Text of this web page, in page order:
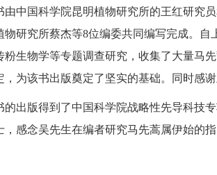
国科学院昆明植物研究所的王红研究员
物研究所蔡杰等8位编委共同编写完成。
粉生物学等专题调查研究，收集了大量马
，为该书出版奠定了坚实的基础。同时感
版得到了中国科学院战略性先导科技专
，感念吴先生在编者研究马先蒿属伊始的指